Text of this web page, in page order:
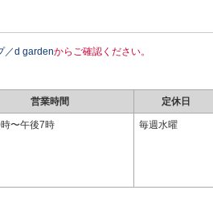
／d gardenからご確認ください。
営業時間 定休日
〜午後7時 毎週水曜